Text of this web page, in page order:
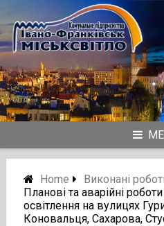
to
content
Home
Виконані
Планові та аварійні
освітлення на вулицях
Коновальця, Сахарова,